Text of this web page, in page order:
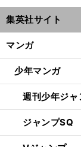
集英社サイト
マンガ
少年マンガ
週刊少年ジャ
ジャンプSQ